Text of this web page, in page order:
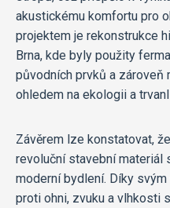
akustickému komfortu pro
projektem je rekonstrukce
Brna, kde byly použity
původních prvků a zároveň
ohledem na ekologii a
Závěrem lze konstatovat,
revoluční stavební materiál
moderní bydlení. Díky
proti ohni, zvuku a vlhkosti